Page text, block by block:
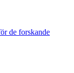
de forskande